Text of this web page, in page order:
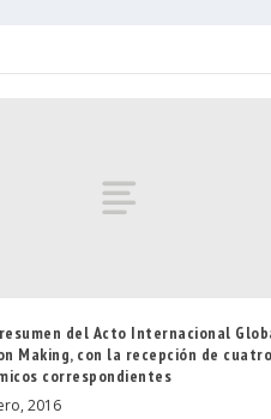
del Acto Internacional
Making, con la recepción de cuatro
correspondientes
2016